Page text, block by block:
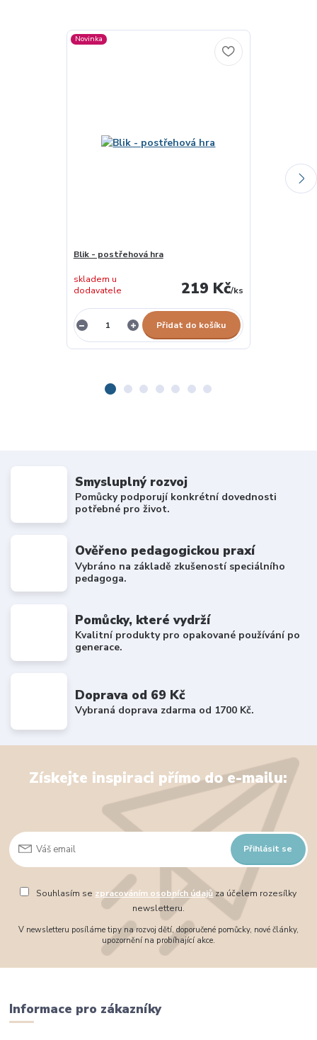
Novinka
Blik - postřehová hra
219 Kč/ks
skladem u
dodavatele
Přidat do košíku
Smysluplný rozvoj
Pomůcky podporují konkrétní dovednosti
potřebné pro život.
Ověřeno pedagogickou praxí
Vybráno na základě zkušeností speciálního
pedagoga.
Pomůcky, které vydrží
Kvalitní produkty pro opakované používání po
generace.
Doprava od 69 Kč
Vybraná doprava zdarma od 1700 Kč.
Získejte inspiraci přímo do e-mailu:
Přihlásit se
Souhlasím se zpracováním osobních údajůza účelem rozesílky
newsletteru.
V newsletteru posíláme tipy na rozvoj dětí, doporučené pomůcky, nové články,
upozornění na probíhající akce.
Informace pro zákazníky